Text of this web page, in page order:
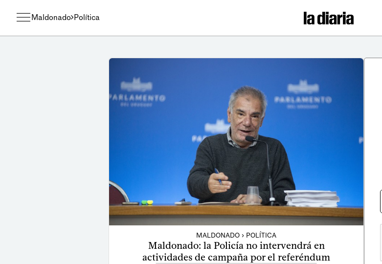
Maldonado Política
MALDONADO › POLÍTICA
Maldonado: la Policía no intervendrá en
actividades de campaña por el referéndum